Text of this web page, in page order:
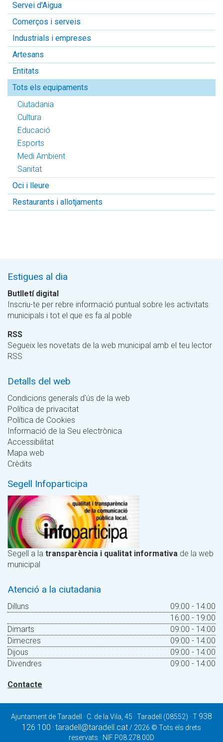
Servei d'Aigua
Comerços i serveis
Industrials i empreses
Artesans
Entitats
Tots els equipaments
Ciutadania
Cultura
Educació
Esports
Medi Ambient
Sanitat
Oci i lleure
Restaurants i allotjaments
Estigues al dia
Butlletí digital
Inscriu-te per rebre informació puntual sobre les activitats
municipals i tot el que es fa al poble
RSS
Segueix les novetats de la web municipal amb el teu lector
RSS
Detalls del web
Condicions generals d'ús de la web
Política de privacitat
Política de Cookies
Informació de la Seu electrònica
Accessibilitat
Mapa web
Crèdits
Segell Infoparticipa
Segell a la transparència i qualitat informativa de la web
municipal
Atenció a la ciutadania
Dilluns
09:00 - 14:00
16:00 - 19:00
Dimarts
09:00 - 14:00
Dimecres
09:00 - 14:00
Dijous
09:00 - 14:00
Divendres
09:00 - 14:00
Contacte
Ajuntament de Taradell · C. de la Vila, 45 · Taradell (08552) · T 938
126 100 ·taradell@taradell.cat/ 2026 © Tots els drets
reservats · NIF P08.278.00D